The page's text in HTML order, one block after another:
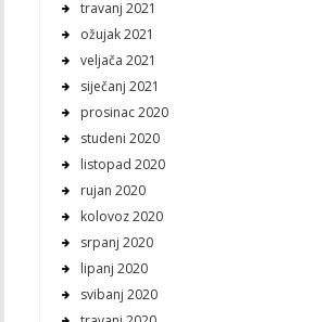
travanj 2021
ožujak 2021
veljača 2021
siječanj 2021
prosinac 2020
studeni 2020
listopad 2020
rujan 2020
kolovoz 2020
srpanj 2020
lipanj 2020
svibanj 2020